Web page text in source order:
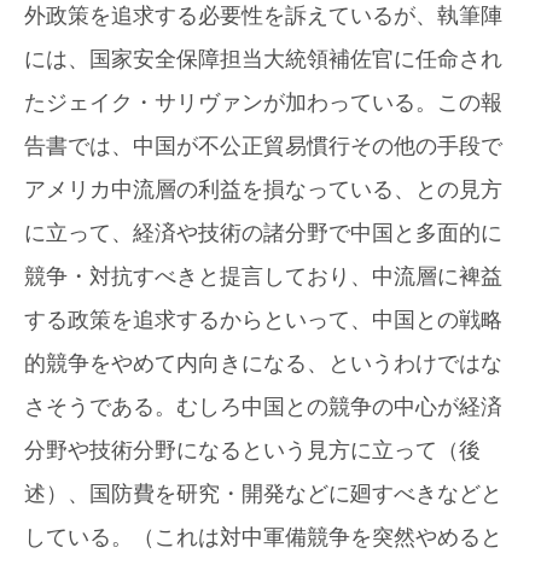
外政策を追求する必要性を訴えているが、執筆陣
には、国家安全保障担当大統領補佐官に任命され
たジェイク・サリヴァンが加わっている。この報
告書では、中国が不公正貿易慣行その他の手段で
アメリカ中流層の利益を損なっている、との見方
に立って、経済や技術の諸分野で中国と多面的に
競争・対抗すべきと提言しており、中流層に裨益
する政策を追求するからといって、中国との戦略
的競争をやめて内向きになる、というわけではな
さそうである。むしろ中国との競争の中心が経済
分野や技術分野になるという見方に立って（後
述）、国防費を研究・開発などに廻すべきなどと
している。（これは対中軍備競争を突然やめると